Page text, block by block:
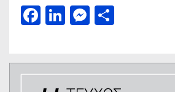
Facebook
LinkedIn
Messenger